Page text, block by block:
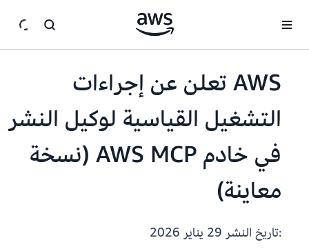
AWS تعلن عن إجراءات
التشغيل القياسية لوكيل النشر
في خادم AWS MCP (نسخة
معاينة)
:تاريخ النشر